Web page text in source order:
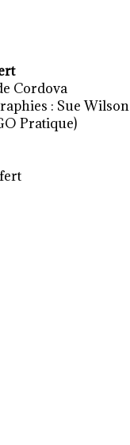
Cordova
: Sue Wilson
Pratique)